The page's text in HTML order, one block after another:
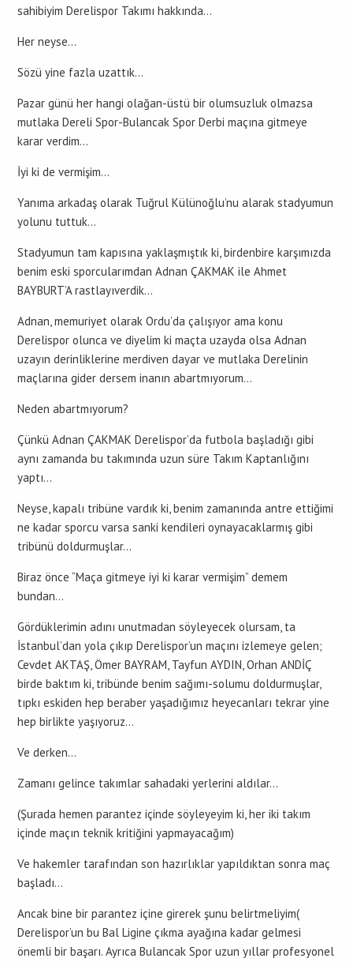
sahibiyim Derelispor Takımı hakkında…
Her neyse…
Sözü yine fazla uzattık…
Pazar günü her hangi olağan-üstü bir olumsuzluk olmazsa
mutlaka Dereli Spor-Bulancak Spor Derbi maçına gitmeye
karar verdim…
İyi ki de vermişim…
Yanıma arkadaş olarak Tuğrul Külünoğlu’nu alarak stadyumun
yolunu tuttuk…
Stadyumun tam kapısına yaklaşmıştık ki, birdenbire karşımızda
benim eski sporcularımdan Adnan ÇAKMAK ile Ahmet
BAYBURT’A rastlayıverdik…
Adnan, memuriyet olarak Ordu’da çalışıyor ama konu
Derelispor olunca ve diyelim ki maçta uzayda olsa Adnan
uzayın derinliklerine merdiven dayar ve mutlaka Derelinin
maçlarına gider dersem inanın abartmıyorum…
Neden abartmıyorum?
Çünkü Adnan ÇAKMAK Derelispor’da futbola başladığı gibi
aynı zamanda bu takımında uzun süre Takım Kaptanlığını
yaptı…
Neyse, kapalı tribüne vardık ki, benim zamanında antre ettiğimi
ne kadar sporcu varsa sanki kendileri oynayacaklarmış gibi
tribünü doldurmuşlar…
Biraz önce “Maça gitmeye iyi ki karar vermişim” demem
bundan…
Gördüklerimin adını unutmadan söyleyecek olursam, ta
İstanbul’dan yola çıkıp Derelispor’un maçını izlemeye gelen;
Cevdet AKTAŞ, Ömer BAYRAM, Tayfun AYDIN, Orhan ANDİÇ
birde baktım ki, tribünde benim sağımı-solumu doldurmuşlar,
tıpkı eskiden hep beraber yaşadığımız heyecanları tekrar yine
hep birlikte yaşıyoruz…
Ve derken…
Zamanı gelince takımlar sahadaki yerlerini aldılar…
(Şurada hemen parantez içinde söyleyeyim ki, her iki takım
içinde maçın teknik kritiğini yapmayacağım)
Ve hakemler tarafından son hazırlıklar yapıldıktan sonra maç
başladı…
Ancak bine bir parantez içine girerek şunu belirtmeliyim(
Derelispor’un bu Bal Ligine çıkma ayağına kadar gelmesi
önemli bir başarı. Ayrıca Bulancak Spor uzun yıllar profesyonel